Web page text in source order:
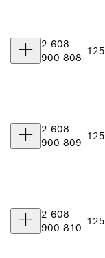
2 608
900 808
125
2 608
900 809
125
2 608
900 810
125